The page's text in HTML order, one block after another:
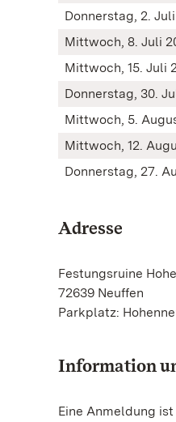
Donnerstag, 2.
Mittwoch, 8. Juli
Mittwoch, 15. Juli
Donnerstag, 30.
Mittwoch, 5.
Mittwoch, 12.
Donnerstag, 27.
Adresse
Festungsruine
72639 Neuffen
Parkplatz:
Information
Eine Anmeldung